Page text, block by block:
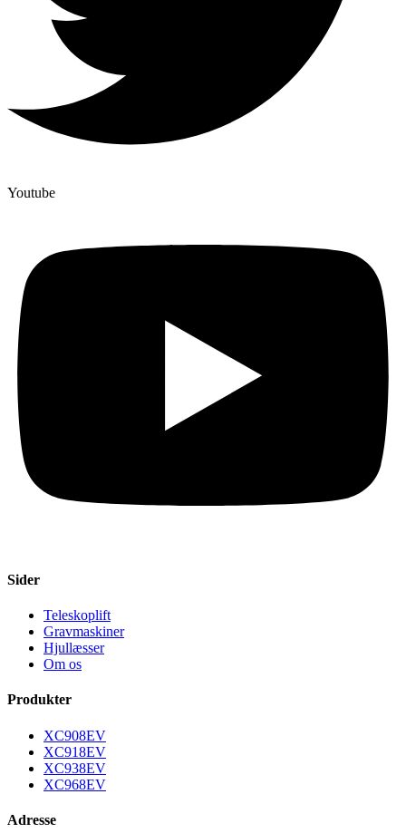
Youtube
Sider
Teleskoplift
Gravmaskiner
Hjullæsser
Om os
Produkter
XC908EV
XC918EV
XC938EV
XC968EV
Adresse